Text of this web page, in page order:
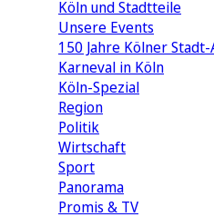
Köln und Stadtteile
Unsere Events
150 Jahre Kölner
Karneval in Köln
Köln-Spezial
Region
Politik
Wirtschaft
Sport
Panorama
Promis & TV